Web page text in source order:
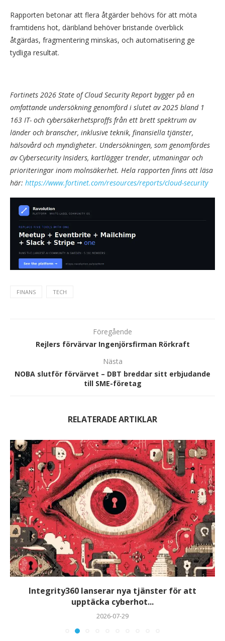
Rapporten betonar att flera åtgärder behövs för att möta
framtidens hot, däribland behöver bristande överblick
åtgärdas, fragmentering minskas, och automatisering ge
tydliga resultat.
Fortinets 2026 State of Cloud Security Report bygger på en
omfattande undersökning genomförd i slutet av 2025 bland 1
163 IT- och cybersäkerhetsproffs från ett brett spektrum av
länder och branscher, inklusive teknik, finansiella tjänster,
hälsovård och myndigheter. Undersökningen, som genomfördes
av Cybersecurity Insiders, kartlägger trender, utmaningar och
prioriteringar inom molnsäkerhet. Hela rapporten finns att läsa
här: https://www.fortinet.com/resources/reports/cloud-security
FINANS TECH
Föregående
Rejlers förvärvar Ingenjörsfirman Rörkraft
Nästa
NOBA slutför förvärvet – DBT breddar sitt erbjudande
till SME-företag
RELATERADE ARTIKLAR
Integrity360 lanserar nya tjänster för att
upptäcka cyberhot...
2026-07-29